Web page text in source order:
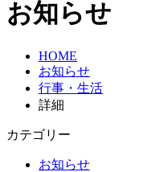
お知らせ
HOME
お知らせ
行事・生活
詳細
カテゴリー
お知らせ